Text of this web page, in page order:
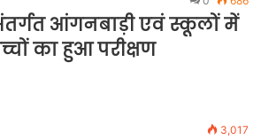
आंगनबाड़ी एवं स्कूलों में
का हुआ परीक्षण
3,017